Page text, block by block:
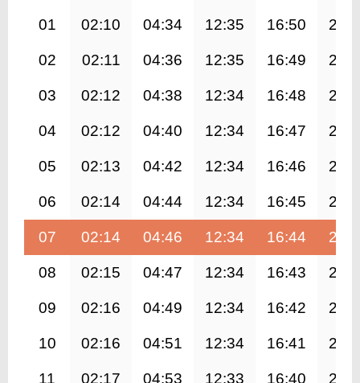
01 02:10 04:34 12:35 16:50
02 02:11 04:36 12:35 16:49
03 02:12 04:38 12:34 16:48
04 02:12 04:40 12:34 16:47
05 02:13 04:42 12:34 16:46
06 02:14 04:44 12:34 16:45
07 02:14 04:46 12:34 16:44
08 02:15 04:47 12:34 16:43
09 02:16 04:49 12:34 16:42
10 02:16 04:51 12:34 16:41
11 02:17 04:53 12:33 16:40